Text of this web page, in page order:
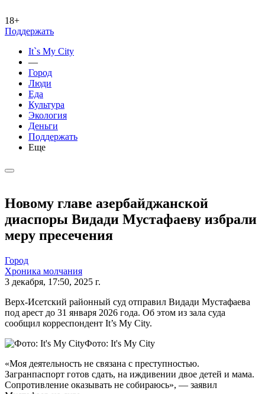
18+
Поддержать
It`s My City
—
Город
Люди
Еда
Культура
Экология
Деньги
Поддержать
Еще
Новому главе азербайджанской
диаспоры Видади Мустафаеву избрали
меру пресечения
Город
Хроника молчания
3 декабря, 17:50, 2025 г.
Верх-Исетский районный суд отправил Видади Мустафаева
под арест до 31 января 2026 года. Об этом из зала суда
сообщил корреспондент It’s My City.
Фото: It's My City
«Моя деятельность не связана с преступностью.
Загранпаспорт готов сдать, на иждивении двое детей и мама.
Сопротивление оказывать не собираюсь», — заявил